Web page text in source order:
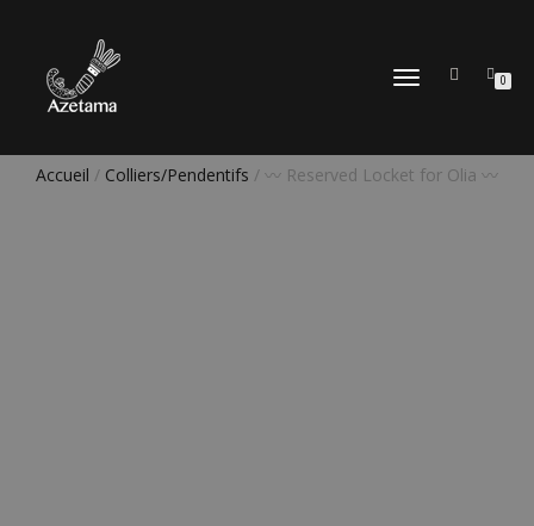
DÉPLIER
0
Accueil / Colliers/Pendentifs / 〰️ Reserved Locket for Olia 〰️